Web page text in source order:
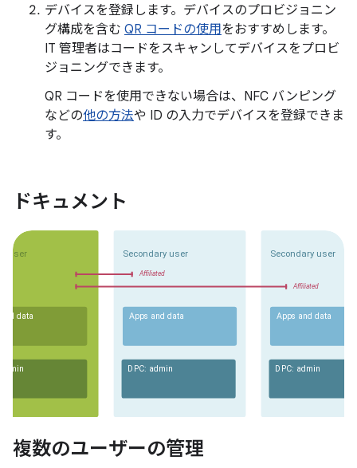
デバイスを登録します。デバイスのプロビジョニン
グ構成を含む QR コードの使用をおすすめします。
IT 管理者はコードをスキャンしてデバイスをプロビ
ジョニングできます。
QR コードを使用できない場合は、NFC バンピング
などの他の方法や ID の入力でデバイスを登録できま
す。
ドキュメント
複数のユーザーの管理